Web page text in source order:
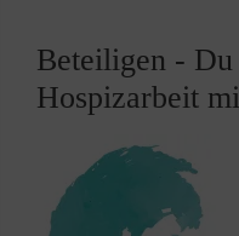
Beteiligen -
Hospizarbeit